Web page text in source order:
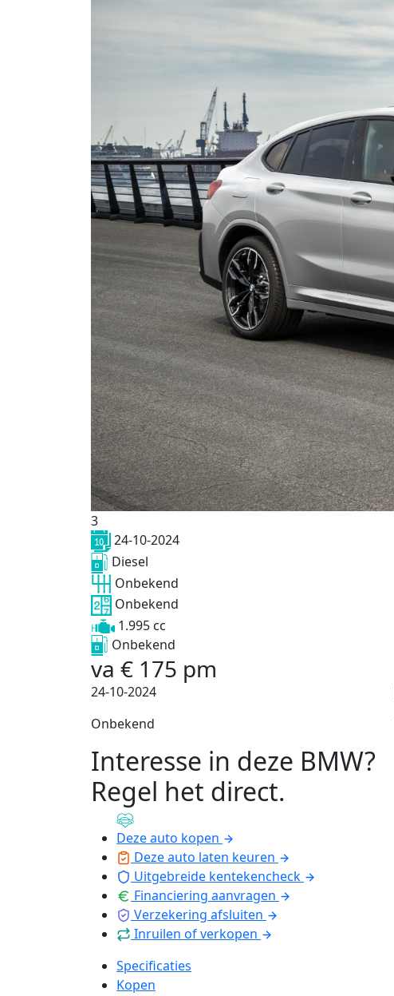
3
24-10-2024
Diesel
Onbekend
Onbekend
1.995 cc
Onbekend
va € 175 pm
24-10-2024
Onbekend
Interesse in deze BMW?
Regel het direct.
Deze auto kopen
Deze auto laten keuren
Uitgebreide kentekencheck
Financiering aanvragen
Verzekering afsluiten
Inruilen of verkopen
Specificaties
Kopen